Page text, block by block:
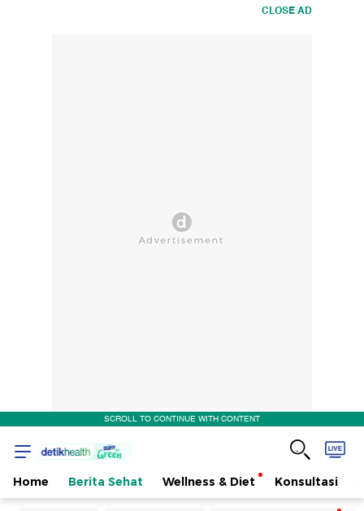
CLOSE AD
SCROLL TO CONTINUE WITH CONTENT
Home Berita Sehat Wellness & Diet Konsultasi